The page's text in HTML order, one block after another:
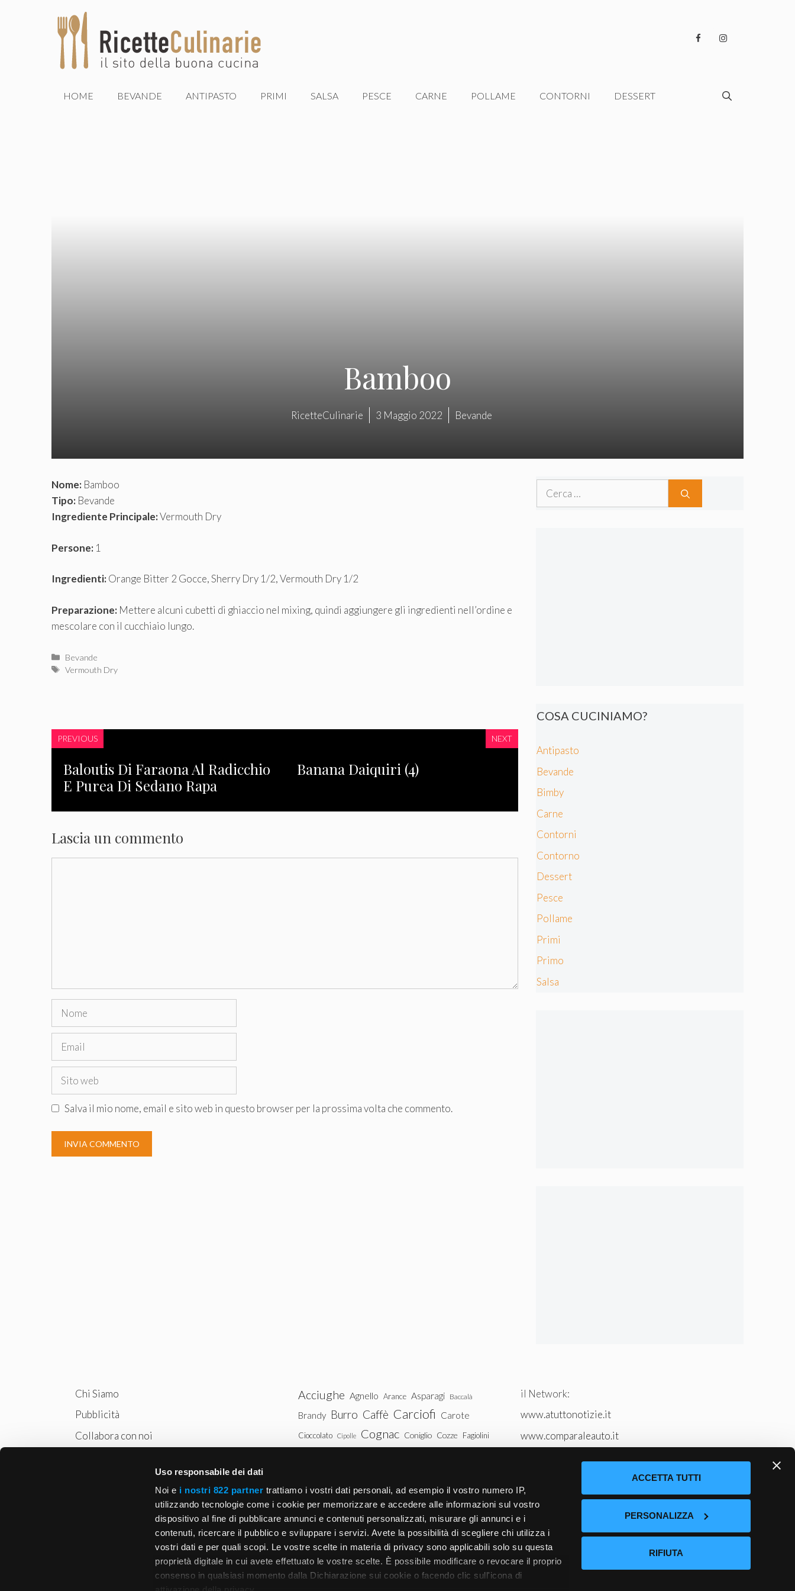
Uso responsabile dei dati
Noi e i nostri 822 partner trattiamo i vostri dati personali, ad esempio il vostro numero IP,
utilizzando tecnologie come i cookie per memorizzare e accedere alle informazioni sul vostro
dispositivo al fine di pubblicare annunci e contenuti personalizzati, misurare gli annunci e i
contenuti, ricercare il pubblico e sviluppare i servizi. Avete la possibilità di scegliere chi utilizza i
vostri dati e per quali scopi. Le vostre scelte in materia di privacy sono applicabili solo su questa
proprietà digitale in cui avete effettuato le vostre scelte. È possibile modificare o revocare il proprio
consenso in qualsiasi momento dalla Dichiarazione sui cookie o facendo clic sull'icona di
ACCETTA TUTTI
PERSONALIZZA
RIFIUTA
HOME BEVANDE ANTIPASTO PRIMI SALSA PESCE CARNE POLLAME CONTORNI DESSERT
Bamboo
RicetteCulinarie 3 Maggio 2022 Bevande
Nome: Bamboo
Tipo: Bevande
Ingrediente Principale:Vermouth Dry
Persone: 1
Ingredienti:Orange Bitter 2 Gocce, Sherry Dry 1/2, Vermouth Dry 1/2
Preparazione: Mettere alcuni cubetti di ghiaccio nel mixing, quindi aggiungere gli ingredienti nell’ordine e
mescolare con il cucchiaio lungo.
Categorie
Bevande
Tag
Vermouth Dry
PREVIOUS
Baloutis Di Faraona Al Radicchio
E Purea Di Sedano Rapa
NEXT
Banana Daiquiri (4)
Lascia un commento
Nome
Email
Sito
Salva il mio nome, email e sito web in questo browser per la prossima volta che commento.
Ricerca
COSA CUCINIAMO?
Antipasto
Bevande
Bimby
Carne
Contorni
Contorno
Dessert
Pesce
Pollame
Primi
Primo
Salsa
Chi Siamo
Pubblicità
Collabora con noi
Acciughe Agnello Arance Asparagi Baccalà
Brandy Burro Caffè Carciofi Carote
Cioccolato Cipolle Cognac Coniglio Cozze Fagiolini
Patate Peperoni Piselli Pollo
Pomodori Ricotta Rum
Spinaci Tacchino Tonno Uova Vitello
Vodka Whisky Zucca Zucchine
il Network:
www.atuttonotizie.it
www.comparaleauto.it